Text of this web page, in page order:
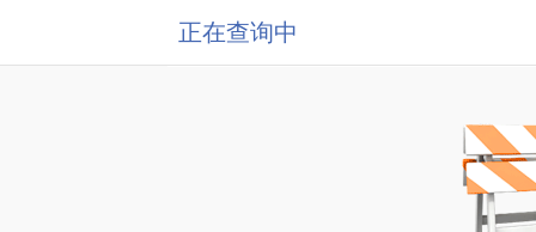
正在查询中